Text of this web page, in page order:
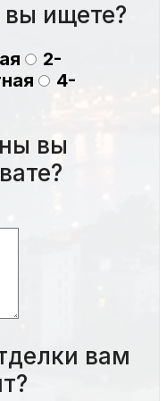
ищете?
2-
4-
вы
вам